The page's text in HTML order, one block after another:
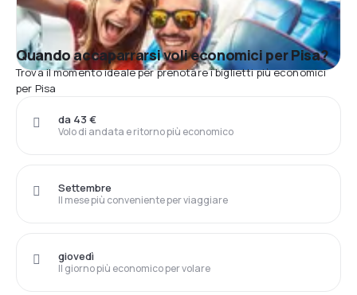
Quando accaparrarsi voli economici per Pisa?
Trova il momento ideale per prenotare i biglietti più economici
per Pisa
Volo di andata e ritorno più economico
da 43 €
Il mese più conveniente per viaggiare
Settembre
Il giorno più economico per volare
giovedì